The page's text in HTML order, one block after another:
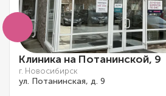
Клиника на Потанинской, 9
г. Новосибирск
ул. Потанинская, д. 9